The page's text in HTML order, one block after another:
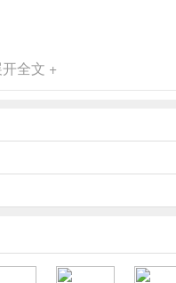
点击呼叫车辆就成功约车了。
开全文 +